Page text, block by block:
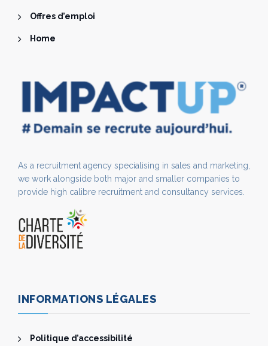
Offres d’emploi
Home
As a recruitment agency specialising in sales and marketing,
we work alongside both major and smaller companies to
provide high calibre recruitment and consultancy services.
INFORMATIONS LÉGALES
Politique d’accessibilité